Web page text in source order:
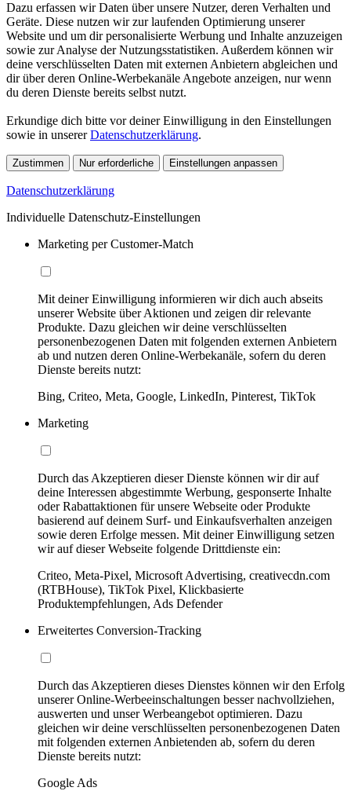
Dazu erfassen wir Daten über unsere Nutzer, deren Verhalten und
Geräte. Diese nutzen wir zur laufenden Optimierung unserer
Website und um dir personalisierte Werbung und Inhalte anzuzeigen
sowie zur Analyse der Nutzungsstatistiken. Außerdem können wir
deine verschlüsselten Daten mit externen Anbietern abgleichen und
dir über deren Online-Werbekanäle Angebote anzeigen, nur wenn
du deren Dienste bereits selbst nutzt.
Erkundige dich bitte vor deiner Einwilligung in den Einstellungen
sowie in unsererDatenschutzerklärung.
Zustimmen Nur erforderliche Einstellungen anpassen
Datenschutzerklärung
Individuelle Datenschutz-Einstellungen
Marketing per Customer-Match
Mit deiner Einwilligung informieren wir dich auch abseits
unserer Website über Aktionen und zeigen dir relevante
Produkte. Dazu gleichen wir deine verschlüsselten
personenbezogenen Daten mit folgenden externen Anbietern
ab und nutzen deren Online-Werbekanäle, sofern du deren
Dienste bereits nutzt:
Bing, Criteo, Meta, Google, LinkedIn, Pinterest, TikTok
Marketing
Durch das Akzeptieren dieser Dienste können wir dir auf
deine Interessen abgestimmte Werbung, gesponserte Inhalte
oder Rabattaktionen für unsere Webseite oder Produkte
basierend auf deinem Surf- und Einkaufsverhalten anzeigen
sowie deren Erfolge messen. Mit deiner Einwilligung setzen
wir auf dieser Webseite folgende Drittdienste ein:
Criteo, Meta-Pixel, Microsoft Advertising, creativecdn.com
(RTBHouse), TikTok Pixel, Klickbasierte
Produktempfehlungen, Ads Defender
Erweitertes Conversion-Tracking
Durch das Akzeptieren dieses Dienstes können wir den Erfolg
unserer Online-Werbeeinschaltungen besser nachvollziehen,
auswerten und unser Werbeangebot optimieren. Dazu
gleichen wir deine verschlüsselten personenbezogenen Daten
mit folgenden externen Anbietenden ab, sofern du deren
Dienste bereits nutzt:
Google Ads